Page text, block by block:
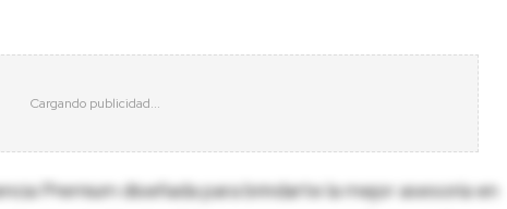
Premium diseñada para brindarte la mejor asesoría en